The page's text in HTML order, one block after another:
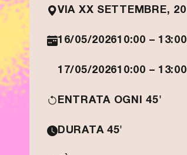
VIA XX SETTEMBRE, 20
16/05/202610:00 – 13:00
17/05/202610:00 – 13:00
ENTRATA OGNI 45'
DURATA 45'